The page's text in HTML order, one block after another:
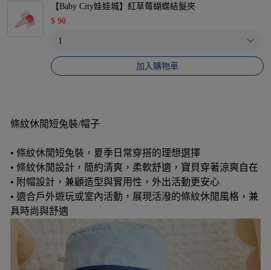
【Baby City娃娃城】紅草莓蝴蝶結髮夾
$ 90
加入購物車
條紋休閒短兔裝/帽子
• 條紋休閒短兔裝，夏季日常穿搭的理想選擇
• 條紋休閒設計，簡約清爽，柔軟舒適，寶貝穿著涼爽自在
• 附帽設計，兼顧造型與實用性，外出活動更安心
• 適合戶外遊玩或室內活動，展現活潑的條紋休閒風格，兼
具時尚與舒適